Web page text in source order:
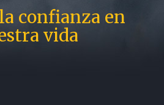
confianza en
vida